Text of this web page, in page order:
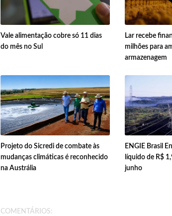
Vale alimentação cobre só 11 dias
do mês no Sul
Lar recebe
milhões para
armazenagem
Projeto do Sicredi de combate às
mudanças climáticas é reconhecido
na Austrália
ENGIE Brasil
líquido de R$
junho
COMENTÁRIOS: